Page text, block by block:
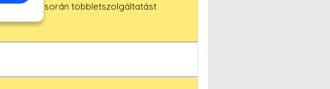
során többletszolgáltatást